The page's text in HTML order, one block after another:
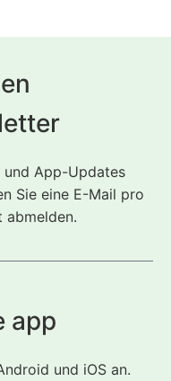
und App-Updates
Sie eine E-Mail pro
abmelden.
app
und iOS an.